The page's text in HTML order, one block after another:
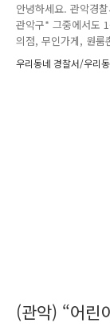
안녕하세요. 관악경
관악구* 그중에서도
의점, 무인가게, 원룸
그리고 원룸촌, 빌라
이 되기도 합니다. 그
우리동네 경찰서/우리
(관악) “어린